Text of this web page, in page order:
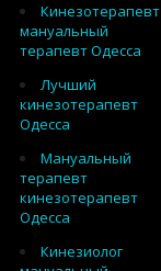
Кинезотерапевт
мануальный
терапевт Одесса
Лучший
кинезотерапевт
Одесса
Мануальный
терапевт
кинезотерапевт
Одесса
Кинезиолог